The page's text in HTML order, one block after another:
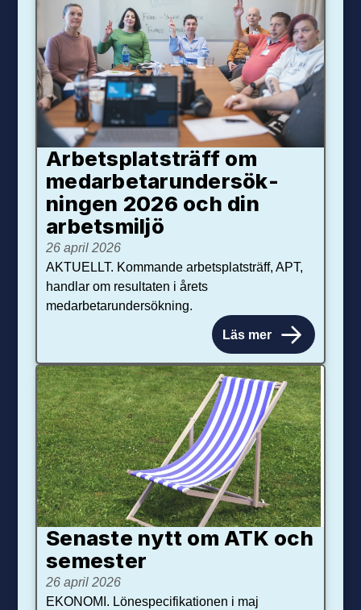
Arbetsplats­träff om
med­arbetar­under­sök­
ningen 2026 och din
arbets­miljö
26 april 2026
AKTUELLT. Kommande arbetsplatsträff, APT,
handlar om resultaten i årets
medarbetarundersökning.
Läs mer
Senaste nytt om ATK och
se­mester
26 april 2026
EKONOMI. Lönespecifikationen i maj